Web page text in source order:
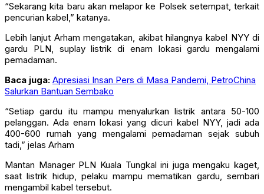
“Sekarang kita baru akan melapor ke Polsek setempat, terkait
pencurian kabel,” katanya.
Lebih lanjut Arham mengatakan, akibat hilangnya kabel NYY di
gardu PLN, suplay listrik di enam lokasi gardu mengalami
pemadaman.
Baca juga: Apresiasi Insan Pers di Masa Pandemi, PetroChina
Salurkan Bantuan Sembako
“Setiap gardu itu mampu menyalurkan listrik antara 50-100
pelanggan. Ada enam lokasi yang dicuri kabel NYY, jadi ada
400-600 rumah yang mengalami pemadaman sejak subuh
tadi,” jelas Arham
Mantan Manager PLN Kuala Tungkal ini juga mengaku kaget,
saat listrik hidup, pelaku mampu mematikan gardu, sembari
mengambil kabel tersebut.